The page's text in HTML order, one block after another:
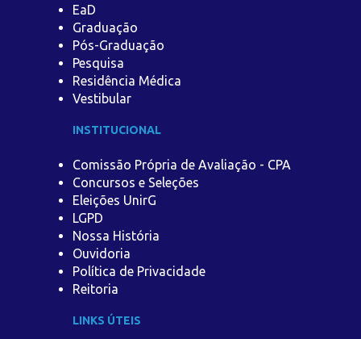
EaD
Graduação
Pós-Graduação
Pesquisa
Residência Médica
Vestibular
INSTITUCIONAL
Comissão Própria de Avaliação - CPA
Concursos e Seleções
Eleições UnirG
LGPD
Nossa História
Ouvidoria
Política de Privacidade
Reitoria
LINKS ÚTEIS